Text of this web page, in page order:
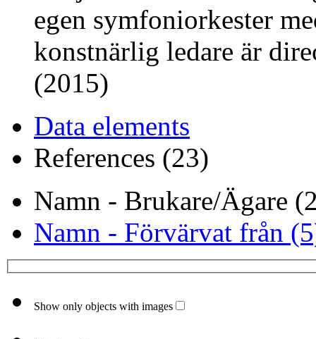
egen symfoniorkester
konstnärlig ledare är
(2015)
Data elements
References (23)
Namn - Brukare/Ägare
Namn - Förvärvat från
Show only objects with images